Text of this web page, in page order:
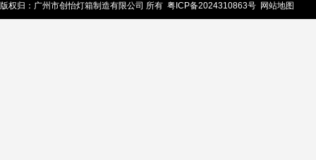
版权归：广州市创怡灯箱制造有限公司 所有 粤ICP备2024310863号 网站地图